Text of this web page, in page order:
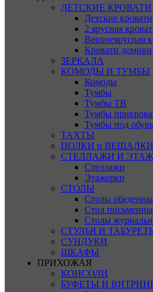
ДЕТСКИЕ КРОВАТИ
Детские кровати
2 ярусная
Верхнеярусная
Кровати домики
ЗЕРКАЛА
КОМОДЫ И ТУМБЫ
Комоды
Тумбы
Тумбы ТВ
Тумбы
Тумбы под обувь
ТАХТЫ
ПОЛКИ и ВЕШАЛКИ
СТЕЛЛАЖИ И
Стеллажи
Этажерки
СТОЛЫ
Столы
Стол
Столы
СТУЛЬЯ И
СУНДУКИ
ШКАФЫ
ПРИХОЖАЯ
КОНСОЛИ
БУФЕТЫ И